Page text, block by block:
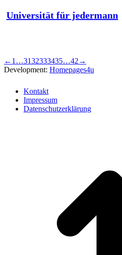
Universität für jedermann
← 1 …3132333435…42 →
Development: Homepages4u
Kontakt
Impressum
Datenschutzerklärung